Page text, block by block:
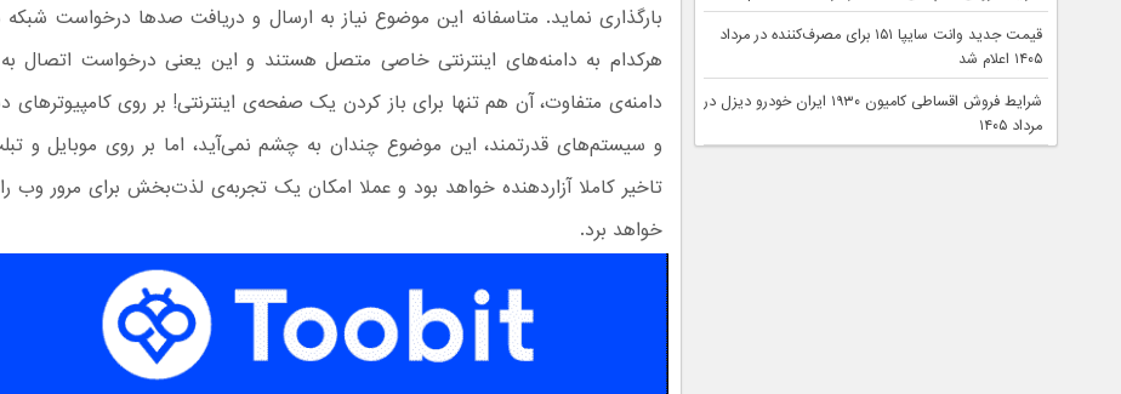
بارگذاری نماید. متاسفانه این موضوع نیاز به ارسال و دریافت صدها درخواست شبکه
هرکدام به دامنه‌های اینترنتی خاصی متصل هستند و این یعنی درخواست اتصال
دامنه‌ی متفاوت، آن هم تنها برای باز کردن یک صفحه‌ی اینترنتی! بر روی کامپیوترهای
و سیستم‌های قدرتمند، این موضوع چندان به چشم نمی‌آید، اما بر روی موبایل و
تاخیر کاملا آزاردهنده خواهد بود و عملا امکان یک تجربه‌ی لذت‌بخش برای مرور وب
خواهد برد.
قیمت جدید وانت سایپا ۱۵۱ برای مصرف‌کننده در مرداد
۱۴۰۵ اعلام شد
شرایط فروش اقساطی کامیون ۱۹۳۰ ایران خودرو دیزل در
مرداد ۱۴۰۵